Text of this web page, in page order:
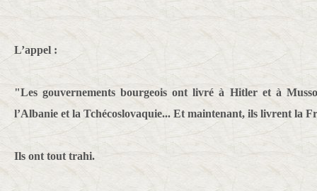
L’appel :
"Les gouvernements bourgeois ont livré à Hitler et à
l’Albanie et la Tchécoslovaquie... Et maintenant, ils livrent la
Ils ont tout trahi.